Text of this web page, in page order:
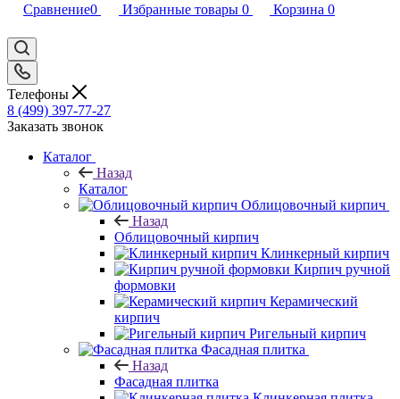
Сравнение0 Избранные товары 0 Корзина 0
Телефоны
8 (499) 397-77-27
Заказать звонок
Каталог
Назад
Каталог
Облицовочный кирпич
Назад
Облицовочный кирпич
Клинкерный кирпич
Кирпич ручной
формовки
Керамический
кирпич
Ригельный кирпич
Фасадная плитка
Назад
Фасадная плитка